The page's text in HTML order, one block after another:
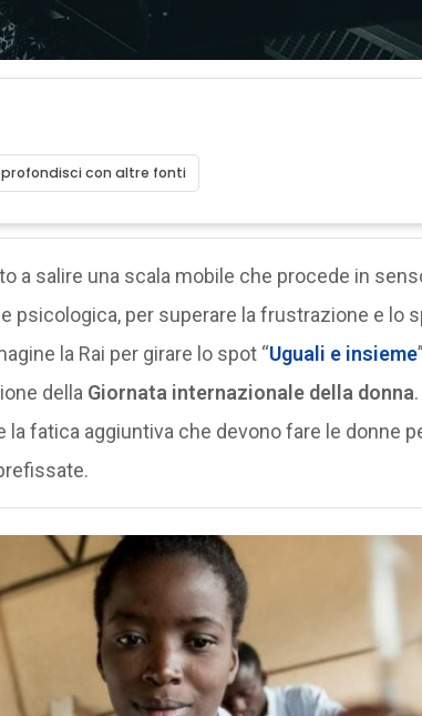
con altre fonti
a salire una scala mobile che procede in
psicologica, per superare la frustrazione e lo
la Rai per girare lo spot “Uguali e insieme
della Giornata internazionale della donna
la fatica aggiuntiva che devono fare le donne